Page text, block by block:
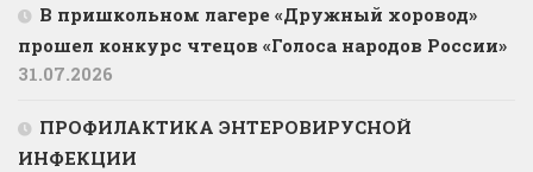
В пришкольном лагере «Дружный хоровод»
прошел конкурс чтецов «Голоса народов России»
31.07.2026
ПРОФИЛАКТИКА ЭНТЕРОВИРУСНОЙ
ИНФЕКЦИИ